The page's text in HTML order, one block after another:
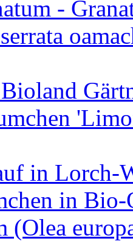
-
in Lorch-
in Bio-
(Olea